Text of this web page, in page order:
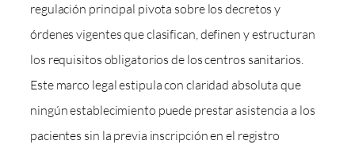
regulación principal pivota sobre los decretos y
órdenes vigentes que clasifican, definen y estructuran
los requisitos obligatorios de los centros sanitarios.
Este marco legal estipula con claridad absoluta que
ningún establecimiento puede prestar asistencia a los
pacientes sin la previa inscripción en el registro